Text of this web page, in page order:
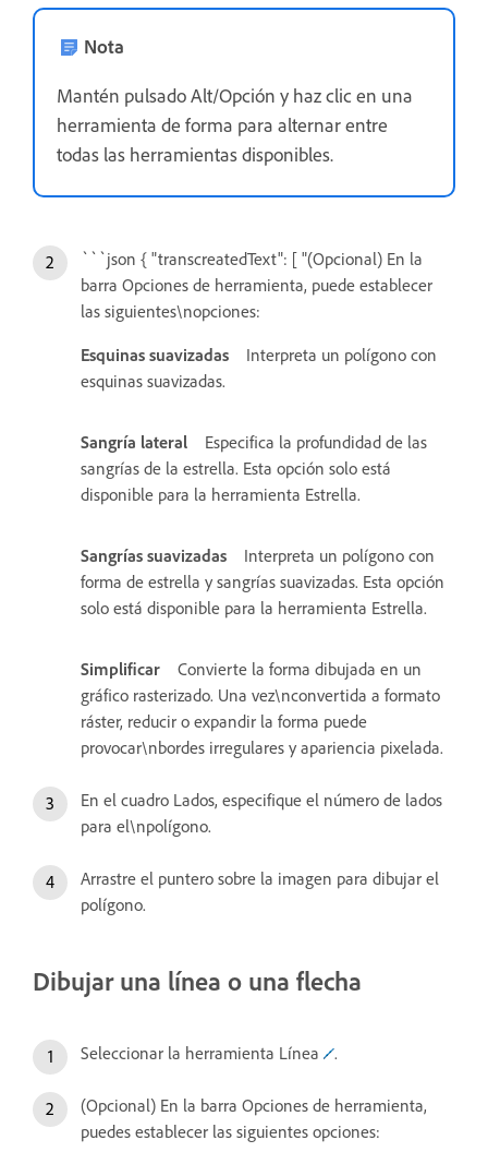
Nota
Mantén pulsado Alt/Opción y haz clic en una
herramienta de forma para alternar entre
todas las herramientas disponibles.
```json { "transcreatedText": [ "(Opcional) En la
barra Opciones de herramienta, puede establecer
las siguientes\nopciones:
Esquinas suavizadas
Interpreta un polígono con
esquinas suavizadas.
Sangría lateral
Especifica la profundidad de las
sangrías de la estrella. Esta opción solo está
disponible para la herramienta Estrella.
Sangrías suavizadas
Interpreta un polígono con
forma de estrella y sangrías suavizadas. Esta opción
solo está disponible para la herramienta Estrella.
Simplificar
Convierte la forma dibujada en un
gráfico rasterizado. Una vez\nconvertida a formato
ráster, reducir o expandir la forma puede
provocar\nbordes irregulares y apariencia pixelada.
En el cuadro Lados, especifique el número de lados
para el\npolígono.
Arrastre el puntero sobre la imagen para dibujar el
polígono.
Dibujar una línea o una flecha
Seleccionar la herramienta Línea .
(Opcional) En la barra Opciones de herramienta,
puedes establecer las siguientes opciones: